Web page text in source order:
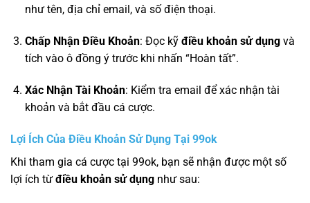
như tên, địa chỉ email, và số điện thoại.
Chấp Nhận Điều Khoản: Đọc kỹ điều khoản sử dụngvà
tích vào ô đồng ý trước khi nhấn “Hoàn tất”.
Xác Nhận Tài Khoản: Kiểm tra email để xác nhận tài
khoản và bắt đầu cá cược.
Lợi Ích Của Điều Khoản Sử Dụng Tại 99ok
Khi tham gia cá cược tại 99ok, bạn sẽ nhận được một số
lợi ích từ điều khoản sử dụng như sau: